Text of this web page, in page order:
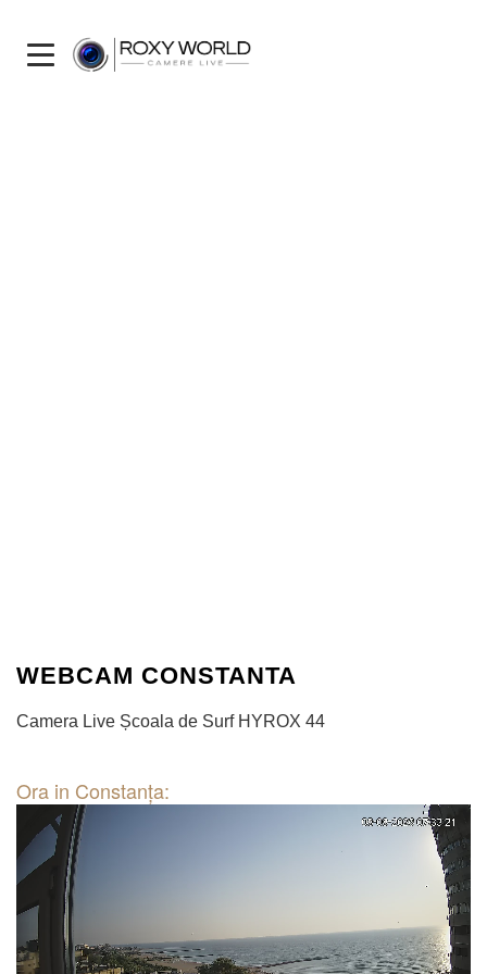
WEBCAM CONSTANTA
Camera Live Școala de Surf HYROX 44
Ora in Constanţa: